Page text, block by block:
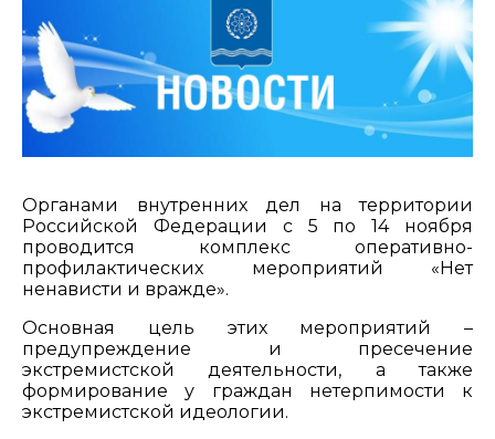
Органами внутренних дел на территории
Российской Федерации с 5 по 14 ноября
проводится комплекс оперативно-
профилактических мероприятий «Нет
ненависти и вражде».
Основная цель этих мероприятий –
предупреждение и пресечение
экстремистской деятельности, а также
формирование у граждан нетерпимости к
экстремистской идеологии.